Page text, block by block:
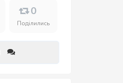
0
Поділились